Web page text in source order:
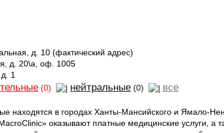
д. 10 (фактический адрес)
д. 20\а, оф. 1005
1
(0) нейтральные(0) все
находятся в городах Ханты-Мансийского и Ямало-
оказывают платные медицинские услуги, а